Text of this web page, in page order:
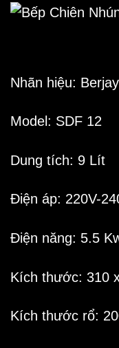
Nhãn hiệu:
Model: SDF 12
Dung tích: 9 Lít
Điện áp: 220V-
Điện năng: 5.5
Kích thước: 310
Kích thước rổ: